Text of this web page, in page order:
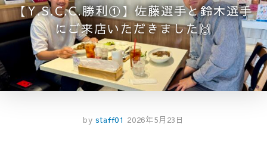
【Y.S.C.C.勝利①】佐藤選手と鈴木選手
にご来店いただきました🙌
by staff01 2026年5月23日